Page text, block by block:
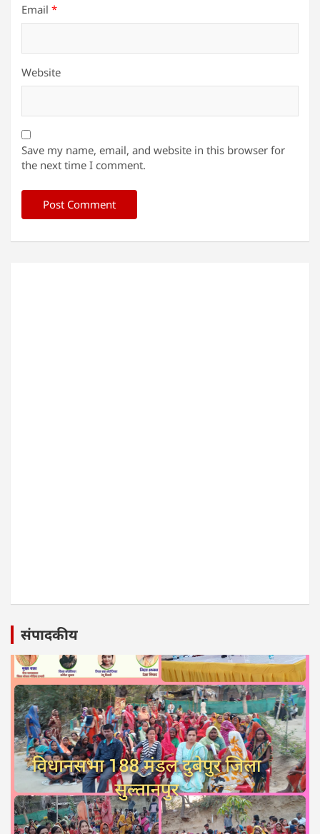
Email *
Website
Save my name, email, and website in this browser for
the next time I comment.
संपादकीय